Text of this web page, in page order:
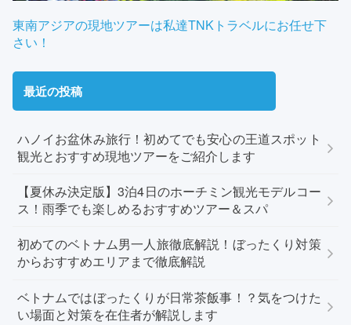
東南アジアの現地ツアーは私達TNKトラベルにお任せ下
さい！
最近の投稿
ハノイお盆休み旅行！初めてでも安心の王道スポット
観光とおすすめ現地ツアーをご紹介します
【夏休み決定版】3泊4日のホーチミン観光モデルコー
ス！雨季でも楽しめるおすすめツアー＆スパ
初めてのベトナム男一人旅徹底解説！ぼったくり対策
からおすすめエリアまで徹底解説
ベトナムではぼったくりが日常茶飯事！？気をつけた
い場面と対策を在住者が解説します